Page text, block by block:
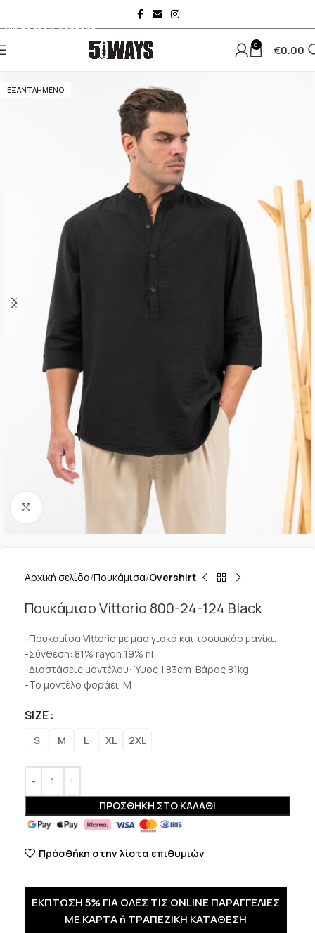
Skip to main content
0 €0.00
ΕΞΑΝΤΛΗΜΈΝΟ
Αρχική σελίδα Πουκάμισα Overshirt
Πουκάμισο Vittorio 800-24-124 Black
-Πουκαμίσα Vittorio με μαο γιακά και τρουακάρ μανίκι.
-Σύνθεση: 81% rayon 19% nl
-Διαστάσεις μοντέλου: Ύψος 1.83cm Βάρος 81kg
-Το μοντέλο φοράει M
SIZE
S M L XL 2XL
ΠΡΟΣΘΉΚΗ ΣΤΟ ΚΑΛΆΘΙ
Πρόσθήκη στην λίστα επιθυμιών
ΕΚΠΤΩΣΗ 5% ΓΙΑ ΟΛΕΣ ΤΙΣ ONLINE ΠΑΡΑΓΓΕΛΙΕΣ
ΜΕ ΚΑΡΤΑ ή ΤΡΑΠΕΖΙΚΗ ΚΑΤΑΘΕΣΗ